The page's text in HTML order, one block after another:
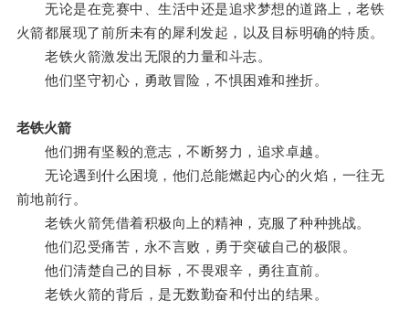
无论是在竞赛中、生活中还是追求梦想的道路上，老铁
火箭都展现了前所未有的犀利发起，以及目标明确的特质。
老铁火箭激发出无限的力量和斗志。
他们坚守初心，勇敢冒险，不惧困难和挫折。
老铁火箭
他们拥有坚毅的意志，不断努力，追求卓越。
无论遇到什么困境，他们总能燃起内心的火焰，一往无
前地前行。
老铁火箭凭借着积极向上的精神，克服了种种挑战。
他们忍受痛苦，永不言败，勇于突破自己的极限。
他们清楚自己的目标，不畏艰辛，勇往直前。
老铁火箭的背后，是无数勤奋和付出的结果。